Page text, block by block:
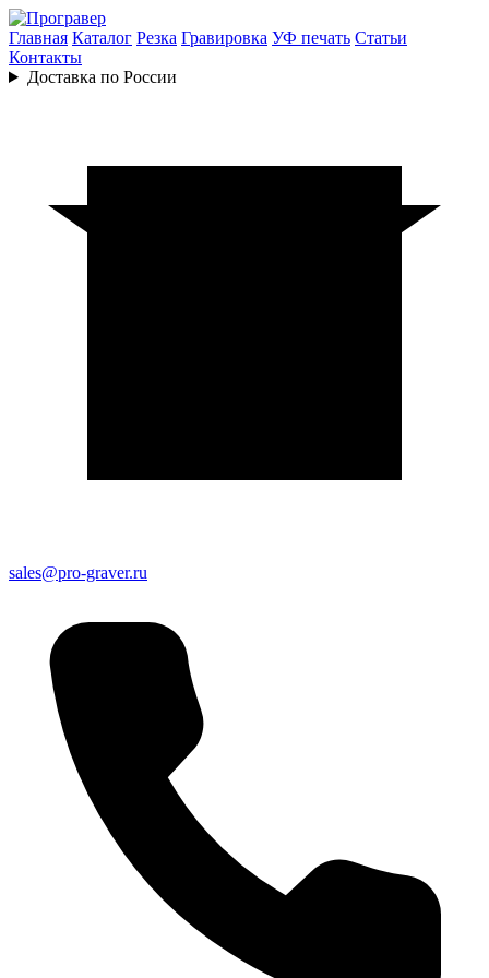
Главная Каталог Резка Гравировка УФ печать Статьи
Контакты
Доставка по России
sales@pro-graver.ru